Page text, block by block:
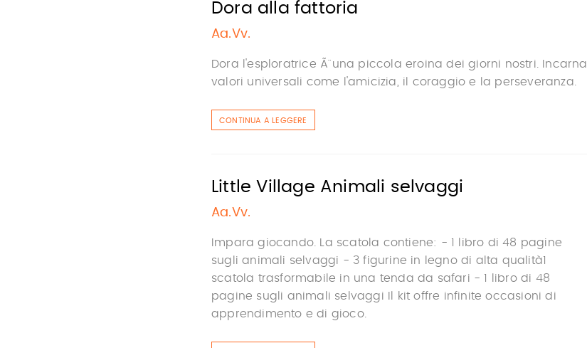
Dora alla fattoria
Aa.Vv.
Dora l'esploratrice Ã¨ una piccola eroina dei giorni nostri. Incarna
valori universali come l'amicizia, il coraggio e la perseveranza.
CONTINUA A LEGGERE
Little Village Animali selvaggi
Aa.Vv.
Impara giocando. La scatola contiene: - 1 libro di 48 pagine
sugli animali selvaggi - 3 figurine in legno di alta qualità1
scatola trasformabile in una tenda da safari - 1 libro di 48
pagine sugli animali selvaggi Il kit offre infinite occasioni di
apprendimento e di gioco.